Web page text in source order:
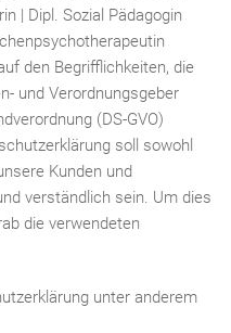
| Dipl. Sozial Pädagogin
den Begrifflichkeiten, die
und Verordnungsgeber
(DS-GVO)
soll sowohl
Kunden und
verständlich sein. Um dies
die verwendeten
unter anderem